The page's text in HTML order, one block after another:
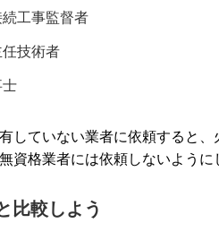
工事監督者
技術者
していない業者に依頼すると
資格業者には依頼しないように
比較しよう